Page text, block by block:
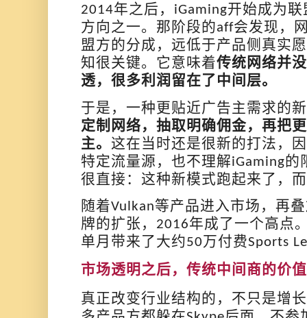
2014年之后， iGaming开始成为
方向之一。 那阶段的aff会发现 ，
盟方的分成，远低于产品侧真实
知很关键。它意味着传统网络并
透，很多利润留在了中间层。
于是，一种更贴近广告主需求的
定制网络，抽取明确佣金，再把
主。 这在当时还是很新的打法，
特定流量源，也不理解iGaming的
很直接：这种新模式跑起来了，
随着Vulkan等产品进入市场，再
牌的扩张，
2016年成了一个高点
单月带来了大约50万付费Sports
市场透明之后，传统中间商的价
真正改变行业结构的，不只是增